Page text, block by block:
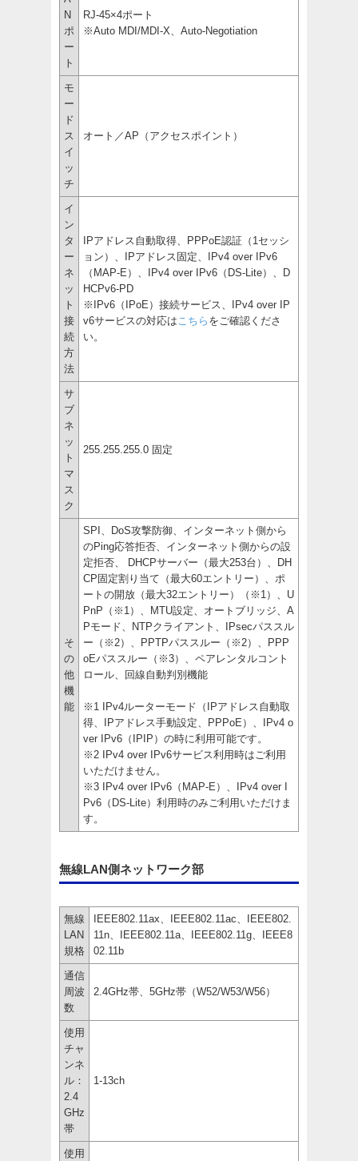
N
ポ
ー
ト
RJ-45×4ポート
※Auto MDI/MDI-X、Auto-Negotiation
モ
ー
ド
ス
イ
ッ
チ
オート／AP（アクセスポイント）
イ
ン
タ
ー
ネ
ッ
ト
接
続
方
法
IPアドレス自動取得、PPPoE認証（1セッシ
ョン）、IPアドレス固定、IPv4 over IPv6
（MAP-E）、IPv4 over IPv6（DS-Lite）、D
HCPv6-PD
※IPv6（IPoE）接続サービス、IPv4 over IP
v6サービスの対応は こちら をご確認くださ
い。
サ
ブ
ネ
ッ
ト
マ
ス
ク
255.255.255.0 固定
そ
の
他
機
能
SPI、DoS攻撃防御、インターネット側から
のPing応答拒否、インターネット側からの設
定拒否、 DHCPサーバー（最大253台）、DH
CP固定割り当て（最大60エントリー）、ポ
ートの開放（最大32エントリー）（※1）、U
PnP（※1）、MTU設定、オートブリッジ、A
Pモード、NTPクライアント、IPsecパススル
ー（※2）、PPTPパススルー（※2）、PPP
oEパススルー（※3）、ペアレンタルコント
ロール、回線自動判別機能
※1 IPv4ルーターモード（IPアドレス自動取
得、IPアドレス手動設定、PPPoE）、IPv4 o
ver IPv6（IPIP）の時に利用可能です。
※2 IPv4 over IPv6サービス利用時はご利用
いただけません。
※3 IPv4 over IPv6（MAP-E）、IPv4 over I
Pv6（DS-Lite）利用時のみご利用いただけま
す。
無線LAN側ネットワーク部
無線
LAN
規格
IEEE802.11ax、IEEE802.11ac、IEEE802.
11n、IEEE802.11a、IEEE802.11g、IEEE8
02.11b
通信
周波
数
2.4GHz帯、5GHz帯（W52/W53/W56）
使用
チャ
ンネ
ル：
2.4
GHz
帯
1-13ch
使用